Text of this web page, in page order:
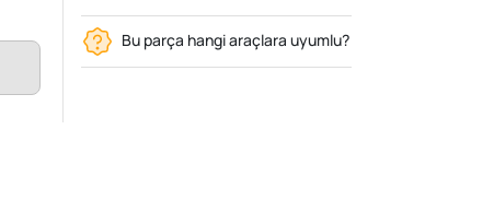
Bu parça hangi araçlara uyumlu?